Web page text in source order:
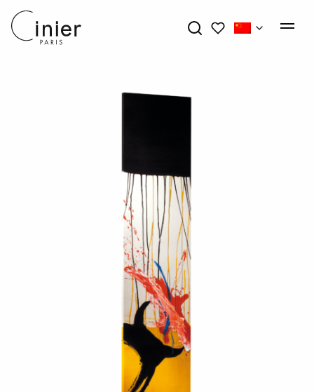
我的心愿单